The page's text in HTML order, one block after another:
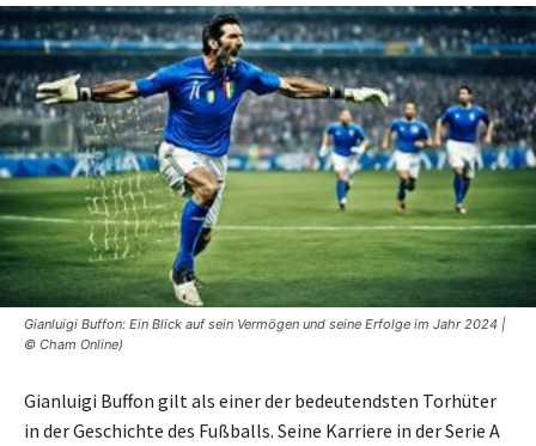
Gianluigi Buffon: Ein Blick auf sein Vermögen und seine Erfolge im Jahr 2024 |
© Cham Online)
Gianluigi Buffon gilt als einer der bedeutendsten Torhüter
in der Geschichte des Fußballs. Seine Karriere in der Serie A